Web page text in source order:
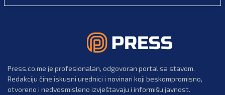
Press.co.me je profesionalan, odgovoran portal sa stavom.
Redakciju čine iskusni urednici i novinari koji beskompromisno,
otvoreno i nedvosmisleno izvještavaju i informišu javnost.